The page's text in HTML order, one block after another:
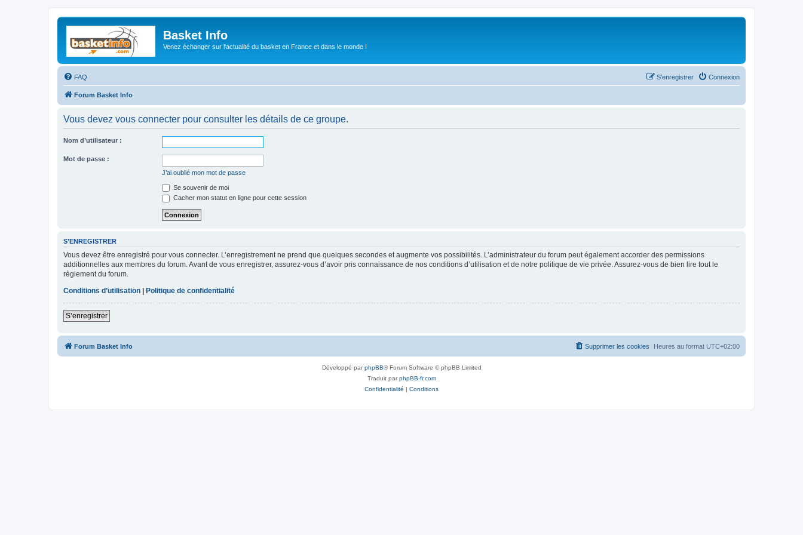
Basket Info
Venez échanger sur l'actualité du basket en France et dans le monde !
FAQ Connexion
S’enregistrer
Forum Basket Info
Vous devez vous connecter pour consulter les détails de ce groupe.
Nom d’utilisateur :
Mot de passe :
J’ai oublié mon mot de passe
Se souvenir de moi
Cacher mon statut en ligne pour cette session
S’ENREGISTRER
Vous devez être enregistré pour vous connecter. L’enregistrement ne prend que quelques secondes et augmente vos possibilités. L’administrateur du forum peut également accorder des permissions
additionnelles aux membres du forum. Avant de vous enregistrer, assurez-vous d’avoir pris connaissance de nos conditions d’utilisation et de notre politique de vie privée. Assurez-vous de bien lire tout le
règlement du forum.
Conditions d’utilisation
Politique de confidentialité
S’enregistrer
Forum Basket Info Heures au format UTC+02:00
Supprimer les cookies
Développé parphpBB® Forum Software © phpBB Limited
Traduit parphpBB-fr.com
Confidentialité | Conditions